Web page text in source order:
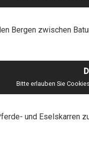
Bergen zwischen
Bitte erlauben Sie
und